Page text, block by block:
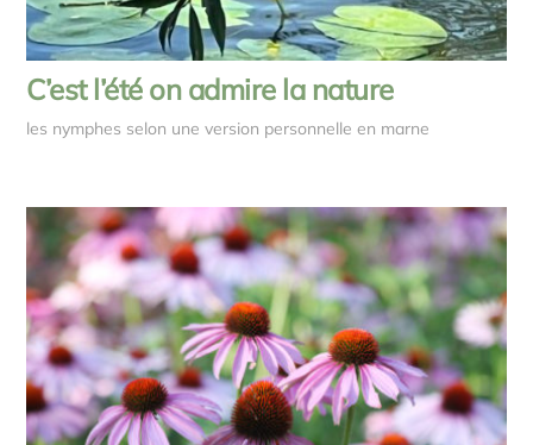
C’est l’été on admire la nature
les nymphes selon une version personnelle en marne